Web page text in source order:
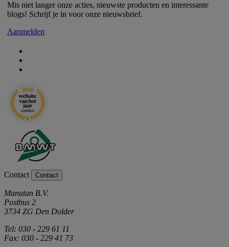
Mis niet langer onze acties, nieuwste producten en interessante
blogs! Schrijf je in voor onze nieuwsbrief.
Aanmelden
Contact Contact
Manutan B.V.
Postbus 2
3734 ZG Den Dolder
Tel: 030 - 229 61 11
Fax: 030 - 229 41 73